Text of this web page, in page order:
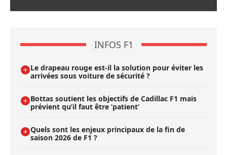
INFOS F1
Le drapeau rouge est-il la solution pour éviter les
arrivées sous voiture de sécurité ?
Bottas soutient les objectifs de Cadillac F1 mais
prévient qu’il faut être ’patient’
Quels sont les enjeux principaux de la fin de
saison 2026 de F1 ?